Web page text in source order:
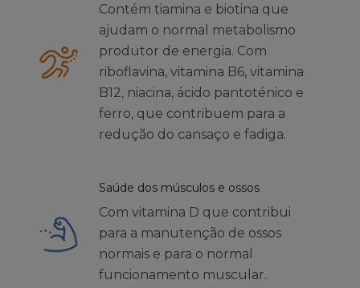
Contém tiamina e biotina que
ajudam o normal metabolismo
produtor de energia. Com
riboflavina, vitamina B6, vitamina
B12, niacina, ácido pantoténico e
ferro, que contribuem para a
redução do cansaço e fadiga.
Saúde dos músculos e ossos
Com vitamina D que contribui
para a manutenção de ossos
normais e para o normal
funcionamento muscular.